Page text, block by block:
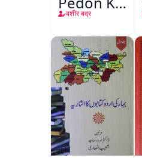
Saye
बशीर बद्र